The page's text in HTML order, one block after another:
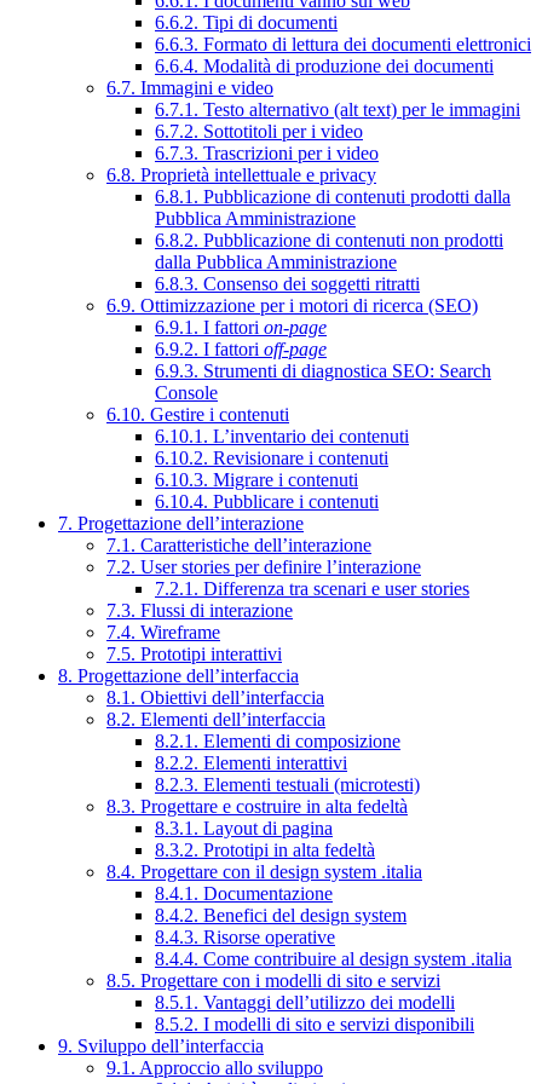
6.6.2. Tipi di documenti
6.6.3. Formato di lettura dei documenti elettronici
6.6.4. Modalità di produzione dei documenti
6.7. Immagini e video
6.7.1. Testo alternativo (alt text) per le immagini
6.7.2. Sottotitoli per i video
6.7.3. Trascrizioni per i video
6.8. Proprietà intellettuale e privacy
6.8.1. Pubblicazione di contenuti prodotti dalla
Pubblica Amministrazione
6.8.2. Pubblicazione di contenuti non prodotti
dalla Pubblica Amministrazione
6.8.3. Consenso dei soggetti ritratti
6.9. Ottimizzazione per i motori di ricerca (SEO)
6.9.1. I fattori on-page
6.9.2. I fattori off-page
6.9.3. Strumenti di diagnostica SEO: Search
Console
6.10. Gestire i contenuti
6.10.1. L’inventario dei contenuti
6.10.2. Revisionare i contenuti
6.10.3. Migrare i contenuti
6.10.4. Pubblicare i contenuti
7. Progettazione dell’interazione
7.1. Caratteristiche dell’interazione
7.2. User stories per definire l’interazione
7.2.1. Differenza tra scenari e user stories
7.3. Flussi di interazione
7.4. Wireframe
7.5. Prototipi interattivi
8. Progettazione dell’interfaccia
8.1. Obiettivi dell’interfaccia
8.2. Elementi dell’interfaccia
8.2.1. Elementi di composizione
8.2.2. Elementi interattivi
8.2.3. Elementi testuali (microtesti)
8.3. Progettare e costruire in alta fedeltà
8.3.1. Layout di pagina
8.3.2. Prototipi in alta fedeltà
8.4. Progettare con il design system .italia
8.4.1. Documentazione
8.4.2. Benefici del design system
8.4.3. Risorse operative
8.4.4. Come contribuire al design system .italia
8.5. Progettare con i modelli di sito e servizi
8.5.1. Vantaggi dell’utilizzo dei modelli
8.5.2. I modelli di sito e servizi disponibili
9. Sviluppo dell’interfaccia
9.1. Approccio allo sviluppo